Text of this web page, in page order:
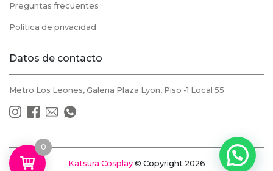
Preguntas frecuentes
Política de privacidad
Datos de contacto
Metro Los Leones, Galeria Plaza Lyon, Piso -1 Local 55
Katsura Cosplay© Copyright 2026
0